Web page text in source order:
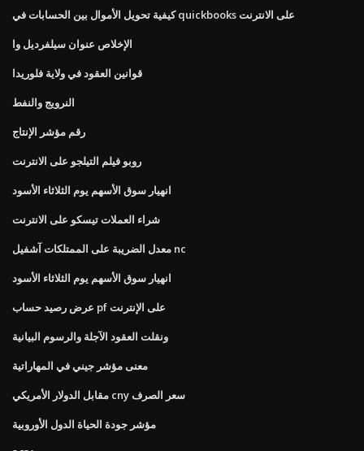
كيفية تحويل الأموال بين الحسابات في quickbooks على الانترنت
الإخلاص عنوان سيلفرديل وا
قوانين العقود في ولاية فلوريدا
النرويج والنفط
رقم مؤشر الإنتاج
روبو فيلم التيلجو على الانترنت
انهيار سوق الأسهم يوم الثلاثاء الأسود
شراء العملات تيسكو على الانترنت
معدل الضريبة على الممتلكات آشفيل nc
انهيار سوق الأسهم يوم الثلاثاء الأسود
عرض رصيد حساب pf على الإنترنت
ونقلت العقود الآجلة والرسوم البيانية
معنى مؤشر جيني في المهاراتية
مقابل الدولار الأمريكي cny سعر الصرف
مؤشر جودة الحياة الدول الأوروبية